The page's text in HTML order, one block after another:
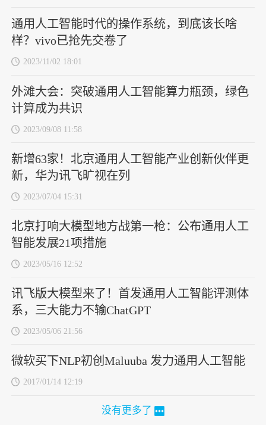
通用人工智能时代的操作系统，到底该长啥
样？vivo已抢先交卷了
2023/11/02 18:01
外滩大会：突破通用人工智能算力瓶颈，绿色
计算成为共识
2023/09/08 11:58
新增63家！北京通用人工智能产业创新伙伴更
新，华为讯飞旷视在列
2023/07/04 15:31
北京打响大模型地方战第一枪：公布通用人工
智能发展21项措施
2023/05/16 12:52
讯飞版大模型来了！首发通用人工智能评测体
系，三大能力不输ChatGPT
2023/05/06 21:56
微软买下NLP初创Maluuba 发力通用人工智能
2017/01/14 12:19
没有更多了